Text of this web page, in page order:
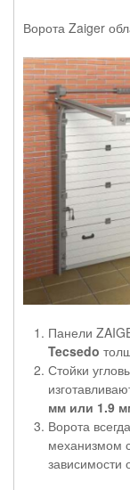
Ворота Zaiger
Панели
Tecsedo
Стойки
мм или 1.9
Ворота
механизмом
зависимости